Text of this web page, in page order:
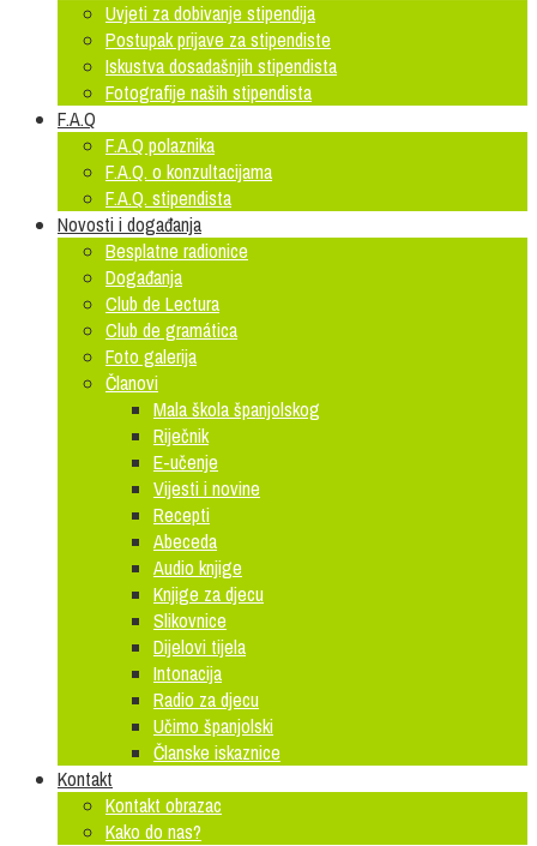
Uvjeti za dobivanje stipendija
Postupak prijave za stipendiste
Iskustva dosadašnjih stipendista
Fotografije naših stipendista
F.A.Q
F.A.Q polaznika
F.A.Q. o konzultacijama
F.A.Q. stipendista
Novosti i događanja
Besplatne radionice
Događanja
Club de Lectura
Club de gramática
Foto galerija
Članovi
Mala škola španjolskog
Riječnik
E-učenje
Vijesti i novine
Recepti
Abeceda
Audio knjige
Knjige za djecu
Slikovnice
Dijelovi tijela
Intonacija
Radio za djecu
Učimo španjolski
Članske iskaznice
Kontakt
Kontakt obrazac
Kako do nas?